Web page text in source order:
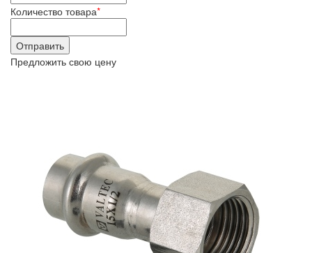
Количество товара*
Предложить свою цену